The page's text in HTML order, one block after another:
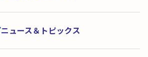
ニュース＆トピックス